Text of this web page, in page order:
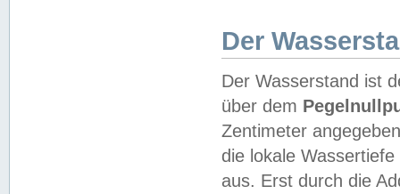
Der
Der Wasserstand ist
über dem
Zentimeter
die lokale
aus. Erst durch die